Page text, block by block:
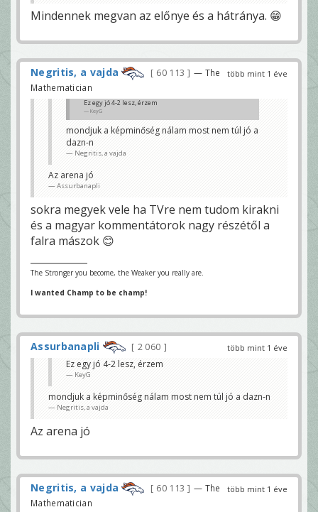
Mindennek megvan az előnye és a hátránya. 😁
több mint 1 éve
Negritis, a vajda 60 113
— The
Mathematician
Ez egy jó 4-2 lesz, érzem
KeyG
mondjuk a képminőség nálam most nem túl jó a
dazn-n
Negritis, a vajda
Az arena jó
Assurbanapli
sokra megyek vele ha TVre nem tudom kirakni
és a magyar kommentátorok nagy részétől a
falra mászok 😊
The Stronger you become, the Weaker you really are.
I wanted Champ to be champ!
több mint 1 éve
Assurbanapli
2 060
Ez egy jó 4-2 lesz, érzem
KeyG
mondjuk a képminőség nálam most nem túl jó a dazn-n
Negritis, a vajda
Az arena jó
több mint 1 éve
Negritis, a vajda 60 113
— The
Mathematician